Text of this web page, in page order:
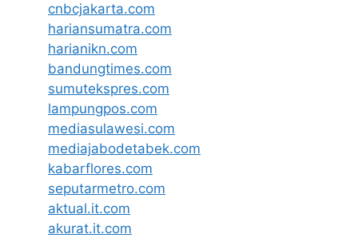
cnbcjakarta.com
hariansumatra.com
harianikn.com
bandungtimes.com
sumutekspres.com
lampungpos.com
mediasulawesi.com
mediajabodetabek.com
kabarflores.com
seputarmetro.com
aktual.it.com
akurat.it.com